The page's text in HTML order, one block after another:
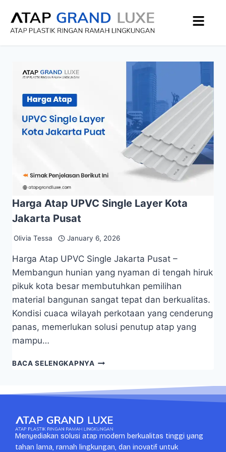
Harga Atap UPVC Single Layer Kota
Jakarta Pusat
Olivia Tessa January 6, 2026
Harga Atap UPVC Single Jakarta Pusat –
Membangun hunian yang nyaman di tengah hiruk
pikuk kota besar membutuhkan pemilihan
material bangunan sangat tepat dan berkualitas.
Kondisi cuaca wilayah perkotaan yang cenderung
panas, memerlukan solusi penutup atap yang
mampu…
BACA SELENGKAPNYA
Menyediakan solusi atap modern berkualitas tinggi yang
tahan lama, ramah lingkungan, dan inovatif untuk